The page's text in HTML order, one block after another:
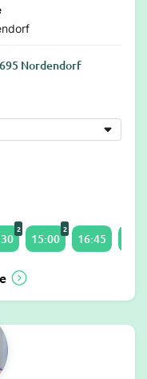
Nordendorf
2
15:00
2
16:45